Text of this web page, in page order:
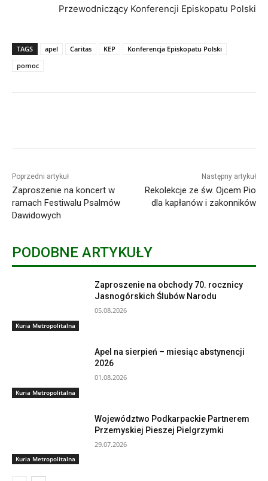
Przewodniczący Konferencji Episkopatu Polski
TAGS apel Caritas KEP
Konferencja Episkopatu Polski
pomoc
Poprzedni artykuł
Zaproszenie na koncert w
ramach Festiwalu Psalmów
Dawidowych
Następny artykuł
Rekolekcje ze św. Ojcem Pio
dla kapłanów i zakonników
PODOBNE ARTYKUŁY
Kuria Metropolitalna
Zaproszenie na obchody 70. rocznicy
Jasnogórskich Ślubów Narodu
05.08.2026
Kuria Metropolitalna
Apel na sierpień – miesiąc abstynencji
2026
01.08.2026
Kuria Metropolitalna
Województwo Podkarpackie Partnerem
Przemyskiej Pieszej Pielgrzymki
29.07.2026